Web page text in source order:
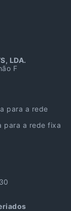
LDA.
F
para a rede
para a rede fixa